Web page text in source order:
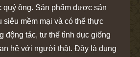
quý ông. Sản phẩm được sản
siêu mềm mại và có thể thực
động tác, tư thế tình dục giống
hệ với người thật. Đây là dụng